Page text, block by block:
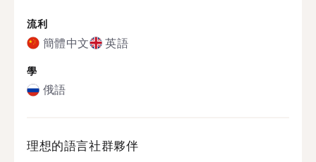
流利
簡體中文 英語
學
俄語
理想的語言社群夥伴